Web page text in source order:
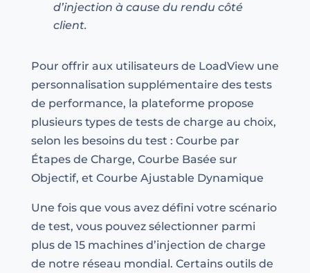
d’injection à cause du rendu côté
client.
Pour offrir aux utilisateurs de LoadView une
personnalisation supplémentaire des tests
de performance, la plateforme propose
plusieurs types de tests de charge au choix,
selon les besoins du test : Courbe par
Étapes de Charge, Courbe Basée sur
Objectif, et Courbe Ajustable Dynamique
Une fois que vous avez défini votre scénario
de test, vous pouvez sélectionner parmi
plus de 15 machines d’injection de charge
de notre réseau mondial. Certains outils de